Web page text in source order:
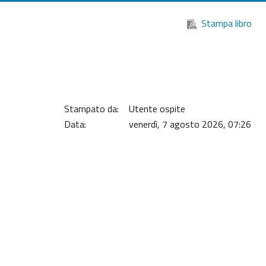
Stampa libro
Stampato da:
Utente ospite
Data:
venerdì, 7 agosto 2026, 07:26